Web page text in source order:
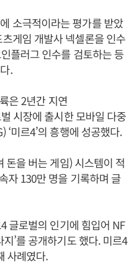
소극적이라는 평가를 받았
게임 개발사 넥셀론을 인수
플러그 인수를 검토하는 등
.
은 2년간 지연
시장에 출시한 모바일 다중
‘미르4’의 흥행에 성공했다.
돈을 버는 게임) 시스템이 적
자 130만 명을 기록하며 글
글로벌의 인기에 힘입어 NF
’를 공개하기도 했다. 미르4
사례였다.